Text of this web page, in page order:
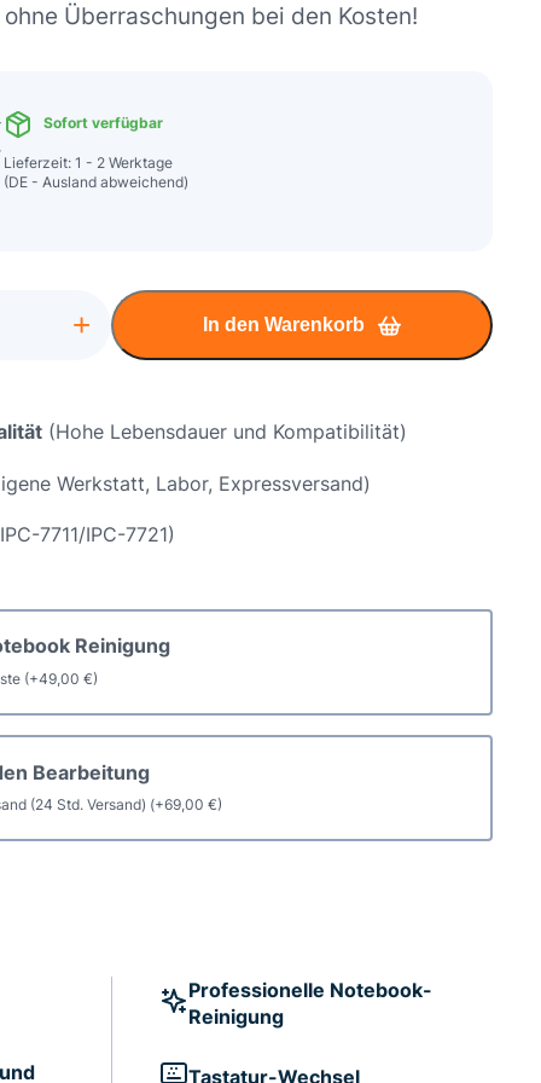
Überraschungen bei den Kosten!
Sofort verfügbar
Lieferzeit: 1 - 2 Werktage
(DE - Ausland abweichend)
Reinigung
(+49,00 €)
Bearbeitung
(24 Std. Versand) (+69,00 €)
+ In den Warenkorb
(Hohe Lebensdauer und Kompatibilität)
Werkstatt, Labor, Expressversand)
7711/IPC-7721)
Professionelle Notebook-
Reinigung
Tastatur-Wechsel